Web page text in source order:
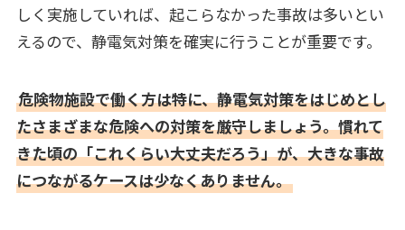
しく実施していれば、起こらなかった事故は多いとい
えるので、静電気対策を確実に行うことが重要です。
危険物施設で働く方は特に、静電気対策をはじめとし
たさまざまな危険への対策を厳守しましょう。慣れて
きた頃の「これくらい大丈夫だろう」が、大きな事故
につながるケースは少なくありません。